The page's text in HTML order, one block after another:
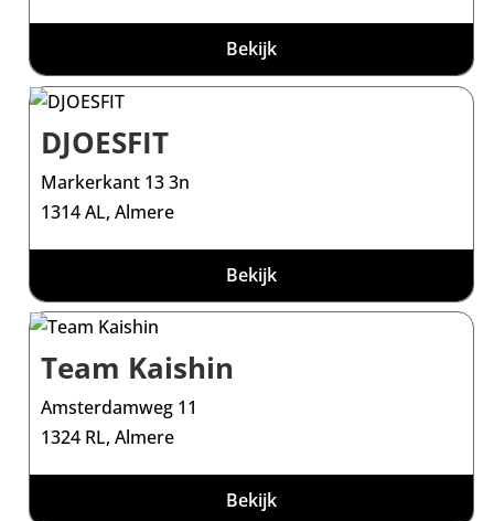
Bekijk
DJOESFIT
Markerkant 13 3n
1314 AL, Almere
Bekijk
Team Kaishin
Amsterdamweg 11
1324 RL, Almere
Bekijk